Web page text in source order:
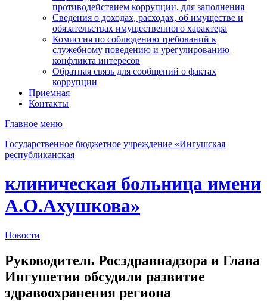
противодействием коррупции, для заполнения
Сведения о доходах, расходах, об имуществе и
обязательствах имущественного характера
Комиссия по соблюдению требований к
служебному поведению и урегулированию
конфликта интересов
Обратная связь для сообщений о фактах
коррупции
Приемная
Контакты
Главное меню
Государственное бюджетное учреждение «Ингушская
республиканская
клиническая больница имени
А.О.Ахушкова»
Новости
Руководитель Росздравнадзора и Глава
Ингушетии обсудили развитие
здравоохранения региона